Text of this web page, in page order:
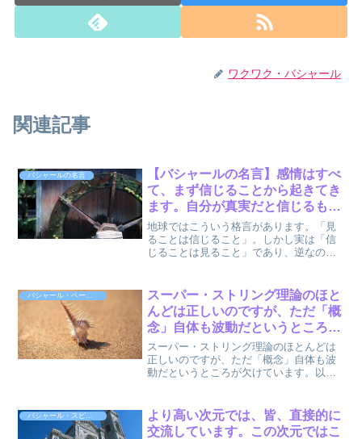
ワクワク・バシャール
関連記事
バシャールの名言
【バシャールの名言】感情はすべ
て、まず信じることから起きてき
ます。自分が真実だと信じるもの
に対する反応が感情なのです。
by バシャール
地球ではこういう格言があります。「見
ることは信じること」。しかし実は「信
じることは見ること」であり、逆なので
のに対する反応が感情なのです。以上、
ダリル・アンカ (著),...
スーパー・ストリング理論のほと
んどは正しいのですが、ただ「概
念」自体も波動だというところが
欠けています。 by バシャール
スーパー・ストリング理論のほとんどは
正しいのですが、ただ「概念」自体も波
動だというところが欠けています。以
パーバック5―望む現実を創る最良の方法
はワク...
バシャール・スピリット
より高い次元では、皆、直接的に
交流しています。この次元ではこ